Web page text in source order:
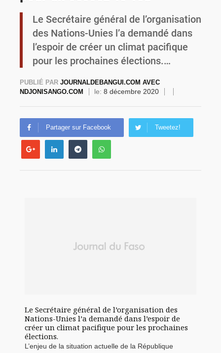
Commémoration du 4 août : Ibrahim Traoré appelle à une mobilisation totale pour la souveraineté nationale
Le Secrétaire général de l’organisation
des Nations-Unies l’a demandé dans
l’espoir de créer un climat pacifique
pour les prochaines élections.…
PUBLIÉ PAR JOURNALDEBANGUI.COM AVEC
NDJONISANGO.COM
le: 8 décembre 2020
Partager sur Facebook Tweetez!
Le Secrétaire général de l’organisation des
Nations-Unies l’a demandé dans l’espoir de
créer un climat pacifique pour les prochaines
élections.
L’enjeu de la situation actuelle de la République